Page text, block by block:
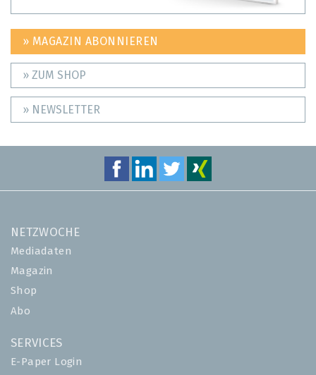
» MAGAZIN ABONNIEREN
» ZUM SHOP
» NEWSLETTER
NETZWOCHE
Mediadaten
Magazin
Shop
Abo
SERVICES
E-Paper Login